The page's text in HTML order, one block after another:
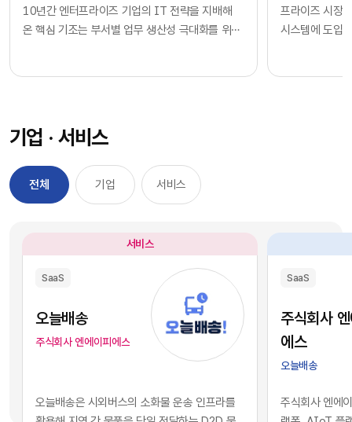
10년간 엔터프라이즈 기업의 IT 전략을 지배해
온 핵심 기조는 부서별 업무 생산성 극대화를 위한
업의 업무 처리 속도를 비약적으로 단축시켰고, 디
지털 전환을 달성하는 가장 확실한 방법론으로 자
리 잡았습니다.그러나 IT 인프라의 규모가 팽창하
면서 엔터프라이즈 환경에는 심각한 구조적 역설
높이기 위해 도입한 수많은 소프트웨어들이 오히
려 전사적인 데이터의 흐름을 원천적으로 단절시
키는 부작용, 즉 'SaaS 파편화' 현상을 초래한 것
입니다. 각 부서가 자신의 목적에만 부합하는 솔루
션을 파편적으로 채택하고 운용함에 따라, 기업의
핵심 자산인 데이터는 서로 호환되지 않는 수백 개
의 개별 애플리케이션 서버 안에 고립되는 결과를
니다. 특정 부서 단위의 기능적 최적화나 개별 앱의
프라이즈 시장
시스템에 도입
습니다. 이는
리 기업과 완벽
리즘과 추론
된 기술력과 개
현재의 AI 지
하게 거래되고
게 되었습니다.
다. 경쟁사가
기업 · 서비스
전체 기업 서비스
서비스
SaaS
오늘배송
주식회사 엔에이피에스
오늘배송은 시외버스의 소화물 운송 인프라를
SaaS
주식회사
에스
오늘배송
주식회사 엔에